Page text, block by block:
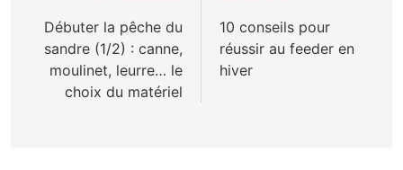
de
l’article
Débuter la pêche du
sandre (1/2) : canne,
moulinet, leurre… le
choix du matériel
10 conseils pour
réussir au feeder en
hiver